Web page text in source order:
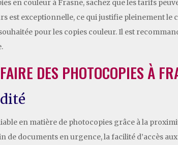
en couleur à Frasne, sachez que les tarifs
est exceptionnelle, ce qui justifie pleinement
pour les copies couleur. Il est
DES PHOTOCOPIES À
en matière de photocopies grâce à la
de documents en urgence, la facilité d’accès